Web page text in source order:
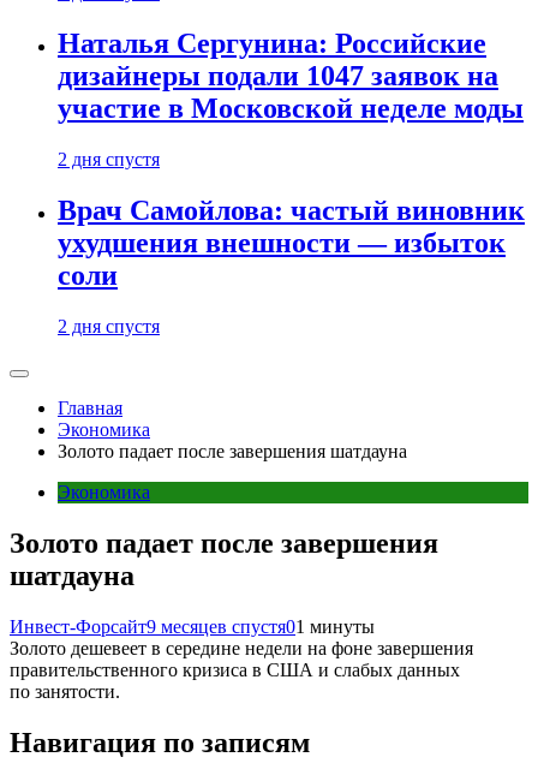
Наталья Сергунина: Российские
дизайнеры подали 1047 заявок на
участие в Московской неделе моды
2 дня спустя
Врач Самойлова: частый виновник
ухудшения внешности — избыток
соли
2 дня спустя
Главная
Экономика
Золото падает после завершения шатдауна
Экономика
Золото падает после завершения
шатдауна
Инвест-Форсайт9 месяцев спустя01 минуты
Золото дешевеет в середине недели на фоне завершения
правительственного кризиса в США и слабых данных
по занятости.
Навигация по записям